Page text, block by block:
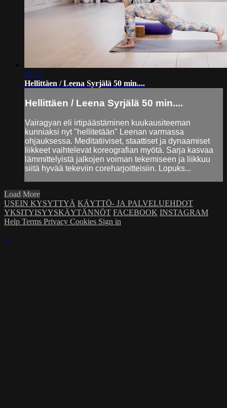
48:37
Hellittäen / Leena Syrjälä 50 min....
Hellittäen / Leena Syrjälä 50 min....
Vairagyan eli irtipäästäminen kuukausiteeman
kunniaksi nyt "hellitetään" Leenan varmassa
ohjauksessa. Meditatiiviset, staattiset ja dynaamiset
liikkeet vaihtelevat koreografian myötä. Sarja kasvaa
lämmittelyistä jalkojen voiman tekemiseen ja liikkuu
siitä hyvää tekeviin coreharjoitteisiin. Lopuks...
Load More
USEIN KYSYTTYÄ KÄYTTÖ- JA PALVELUEHDOT
YKSITYISYYSKÄYTÄNNÖT FACEBOOK INSTAGRAM
Help Terms Privacy Cookies Sign in
×